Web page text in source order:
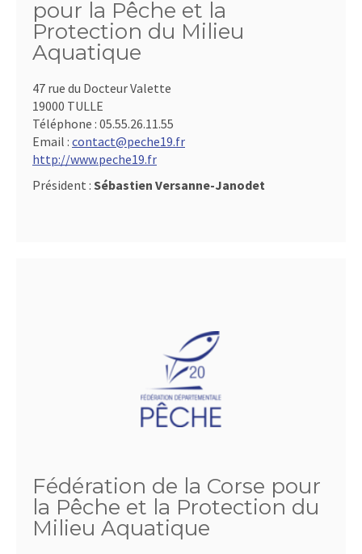
pour la Pêche et la
Protection du Milieu
Aquatique
47 rue du Docteur Valette
19000 TULLE
Téléphone : 05.55.26.11.55
Email : contact@peche19.fr
http://www.peche19.fr
Président : Sébastien Versanne-Janodet
Fédération de la Corse pour
la Pêche et la Protection du
Milieu Aquatique